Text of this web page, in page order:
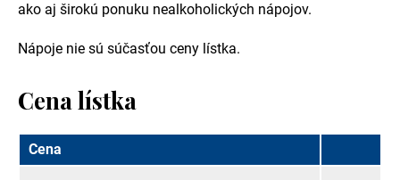
ako aj širokú ponuku nealkoholických nápojov.
Nápoje nie sú súčasťou ceny lístka.
Cena lístka
Cena